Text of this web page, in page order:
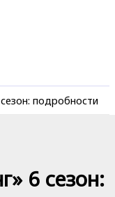
подробности
6 сезон: